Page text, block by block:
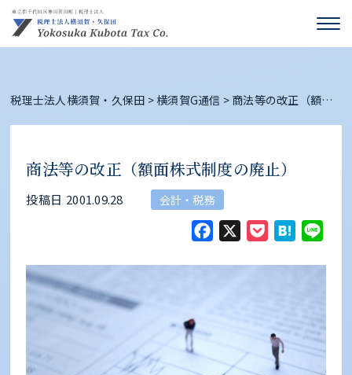
税理士法人横須賀・久保田 >横須賀G通信 > 商法等の改正（額面
商法等の改正（額面株式制度の廃止）
投稿日 2001.09.28 会計・税務
Facebook
X Pocket